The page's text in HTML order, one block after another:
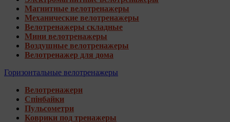
Магнитные велотренажеры
Механические велотренажеры
Велотренажеры складные
Мини велотренажеры
Воздушные велотренажеры
Велотренажер для дома
Горизонтальные велотренажеры
Велотренажери
Спінбайки
Пульсометри
Коврики под тренажеры